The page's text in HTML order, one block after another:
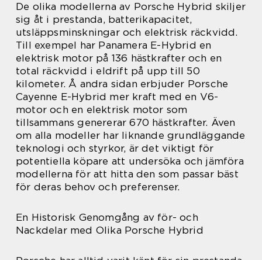
De olika modellerna av Porsche Hybrid skiljer
sig åt i prestanda, batterikapacitet,
utsläppsminskningar och elektrisk räckvidd.
Till exempel har Panamera E-Hybrid en
elektrisk motor på 136 hästkrafter och en
total räckvidd i eldrift på upp till 50
kilometer. Å andra sidan erbjuder Porsche
Cayenne E-Hybrid mer kraft med en V6-
motor och en elektrisk motor som
tillsammans genererar 670 hästkrafter. Även
om alla modeller har liknande grundläggande
teknologi och styrkor, är det viktigt för
potentiella köpare att undersöka och jämföra
modellerna för att hitta den som passar bäst
för deras behov och preferenser.
En Historisk Genomgång av för- och
Nackdelar med Olika Porsche Hybrid